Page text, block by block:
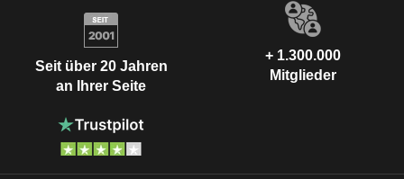
Seit über 20 Jahren
an Ihrer Seite
+ 1.300.000
Mitglieder